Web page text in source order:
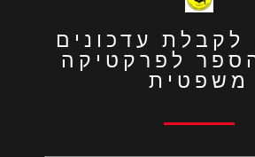
הדין במשך כשלוש שנים. לאחר סיום
עדכונים
לפרקטיקה
משפטית